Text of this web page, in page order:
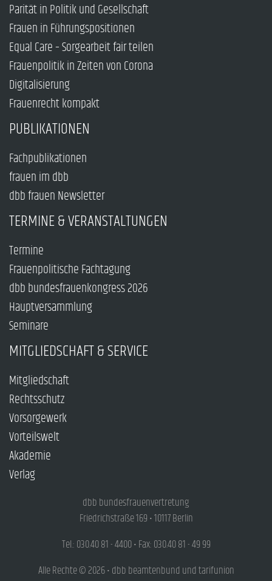
Parität in Politik und Gesellschaft
Frauen in Führungspositionen
Equal Care – Sorgearbeit fair teilen
Frauenpolitik in Zeiten von Corona
Digitalisierung
Frauenrecht kompakt
PUBLIKATIONEN
Fachpublikationen
frauen im dbb
dbb frauen Newsletter
TERMINE & VERANSTALTUNGEN
Termine
Frauenpolitische Fachtagung
dbb bundesfrauenkongress 2026
Hauptversammlung
Seminare
MITGLIEDSCHAFT & SERVICE
Mitgliedschaft
Rechtsschutz
Vorsorgewerk
Vorteilswelt
Akademie
Verlag
dbb bundesfrauenvertretung
Friedrichstraße 169 • 10117 Berlin
Tel.: 030.40 81 - 4400 • Fax: 030.40 81 - 49 99
Alle Rechte © 2026 • dbb beamtenbund und tarifunion